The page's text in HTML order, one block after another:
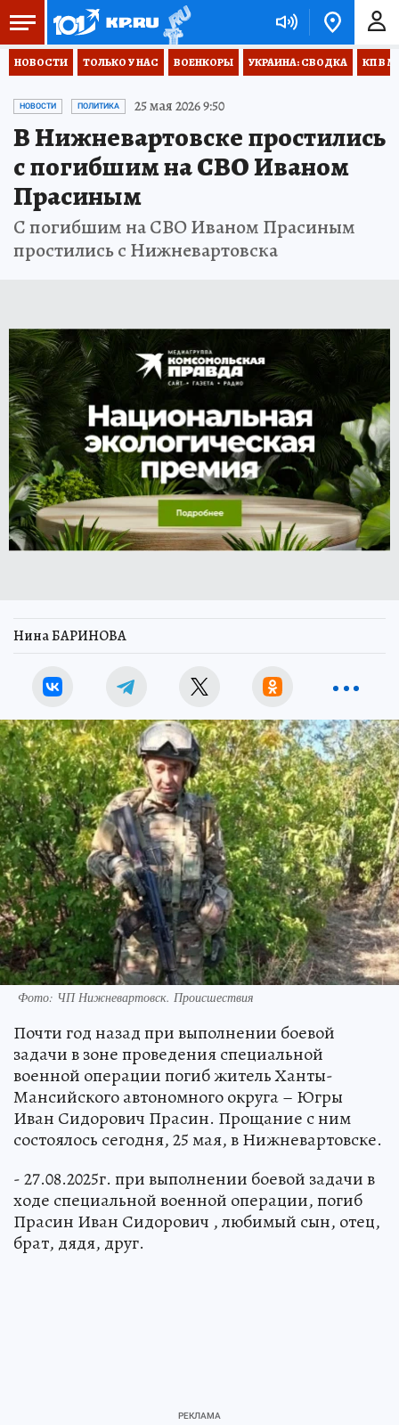
НОВОСТИ ТОЛЬКО У НАС ВОЕНКОРЫ УКРАИНА: СВОДКА КП В
НОВОСТИ ПОЛИТИКА 25 мая 2026 9:50
В Нижневартовске простились
с погибшим на СВО Иваном
Прасиным
С погибшим на СВО Иваном Прасиным
простились с Нижневартовска
Нина БАРИНОВА
Фото: ЧП Нижневартовск. Происшествия
Почти год назад при выполнении боевой
задачи в зоне проведения специальной
военной операции погиб житель Ханты-
Мансийского автономного округа – Югры
Иван Сидорович Прасин. Прощание с ним
состоялось сегодня, 25 мая, в Нижневартовске.
- 27.08.2025г. при выполнении боевой задачи в
ходе специальной военной операции, погиб
Прасин Иван Сидорович , любимый сын, отец,
брат, дядя, друг.